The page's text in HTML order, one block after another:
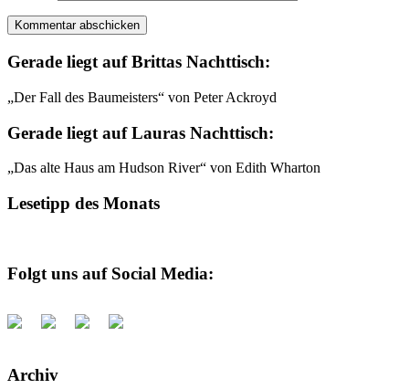
Gerade liegt auf Brittas Nachttisch:
„Der Fall des Baumeisters“ von Peter Ackroyd
Gerade liegt auf Lauras Nachttisch:
„Das alte Haus am Hudson River“ von Edith Wharton
Lesetipp des Monats
Folgt uns auf Social Media:
Archiv